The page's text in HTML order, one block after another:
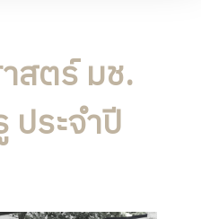
สตร์ มช.
ประจำปี